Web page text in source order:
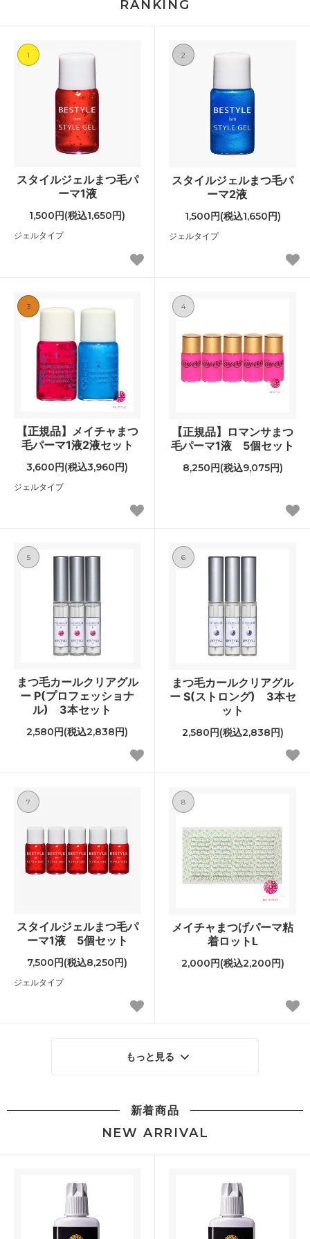
RANKING
1
スタイルジェルまつ毛パ
ーマ1液
1,500円(税込1,650円)
ジェルタイプ
2
スタイルジェルまつ毛パ
ーマ2液
1,500円(税込1,650円)
ジェルタイプ
3
【正規品】メイチャまつ
毛パーマ1液2液セット
3,600円(税込3,960円)
ジェルタイプ
4
【正規品】ロマンサまつ
毛パーマ1液 5個セット
8,250円(税込9,075円)
5
まつ毛カールクリアグル
ー P(プロフェッショナ
ル) 3本セット
2,580円(税込2,838円)
6
まつ毛カールクリアグル
ー S(ストロング) 3本セ
ット
2,580円(税込2,838円)
7
スタイルジェルまつ毛パ
ーマ1液 5個セット
7,500円(税込8,250円)
ジェルタイプ
8
メイチャまつげパーマ粘
着ロットL
2,000円(税込2,200円)
もっと見る
新着商品
NEW ARRIVAL